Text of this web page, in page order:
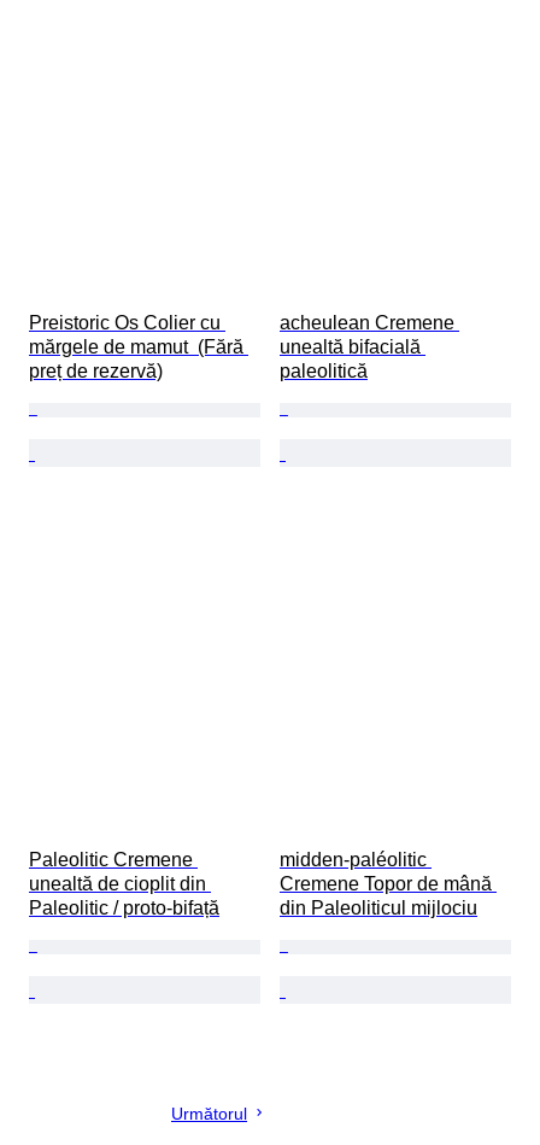
Preistoric Os Colier cu
mărgele de mamut  (Fără
preț de rezervă)
acheulean Cremene
unealtă bifacială
paleolitică
Paleolitic Cremene
unealtă de cioplit din
Paleolitic / proto-bifață
midden-paléolitic
Cremene Topor de mână
din Paleoliticul mijlociu
Următorul